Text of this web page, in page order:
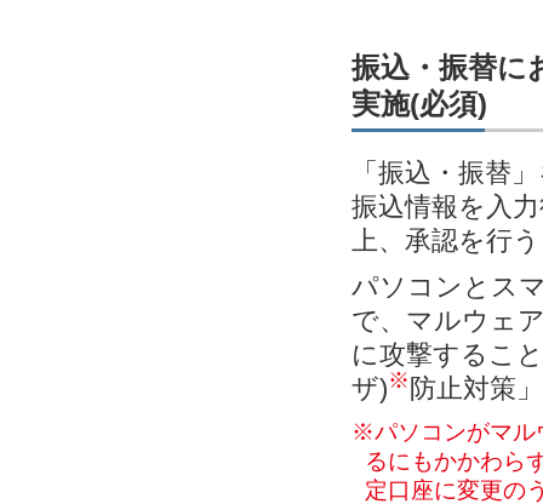
振込・振替に
実施(必須)
「振込・振替
振込情報を入
上、承認を行
パソコンとス
で、マルウェ
に攻撃するこ
ザ)※ 防止対策
※パソコンがマル
るにもかかわら
定口座に変更の